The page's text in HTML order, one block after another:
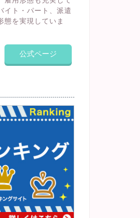
イト・パート、派遣
態を実現していま
公式ページ